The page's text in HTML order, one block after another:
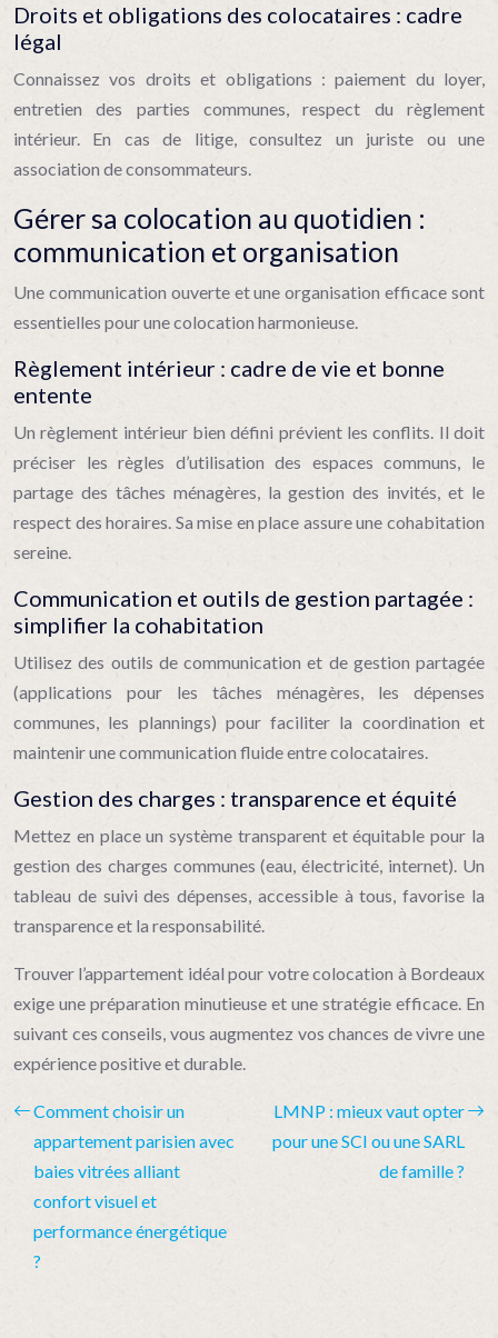
Droits et obligations des colocataires : cadre
légal
Connaissez vos droits et obligations : paiement du loyer,
entretien des parties communes, respect du règlement
intérieur. En cas de litige, consultez un juriste ou une
association de consommateurs.
Gérer sa colocation au quotidien :
communication et organisation
Une communication ouverte et une organisation efficace sont
essentielles pour une colocation harmonieuse.
Règlement intérieur : cadre de vie et bonne
entente
Un règlement intérieur bien défini prévient les conflits. Il doit
préciser les règles d’utilisation des espaces communs, le
partage des tâches ménagères, la gestion des invités, et le
respect des horaires. Sa mise en place assure une cohabitation
sereine.
Communication et outils de gestion partagée :
simplifier la cohabitation
Utilisez des outils de communication et de gestion partagée
(applications pour les tâches ménagères, les dépenses
communes, les plannings) pour faciliter la coordination et
maintenir une communication fluide entre colocataires.
Gestion des charges : transparence et équité
Mettez en place un système transparent et équitable pour la
gestion des charges communes (eau, électricité, internet). Un
tableau de suivi des dépenses, accessible à tous, favorise la
transparence et la responsabilité.
Trouver l’appartement idéal pour votre colocation à Bordeaux
exige une préparation minutieuse et une stratégie efficace. En
suivant ces conseils, vous augmentez vos chances de vivre une
expérience positive et durable.
Comment choisir un
appartement parisien avec
baies vitrées alliant
confort visuel et
performance énergétique
?
LMNP : mieux vaut opter
pour une SCI ou une SARL
de famille ?